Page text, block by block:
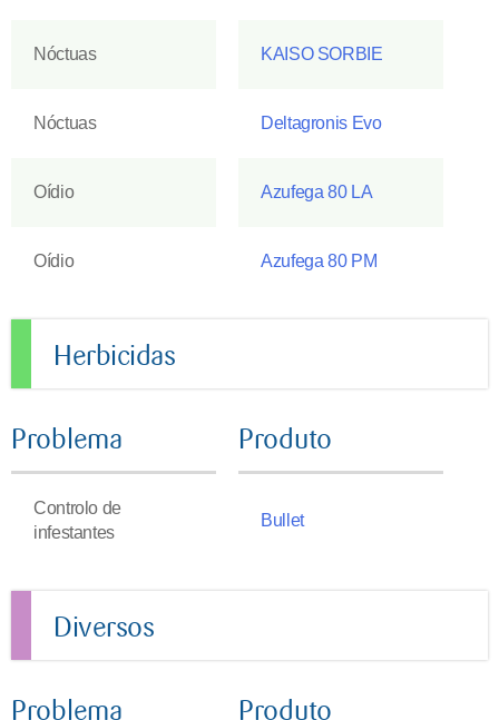
Nóctuas KAISO SORBIE
Nóctuas Deltagronis Evo
Oídio Azufega 80 LA
Oídio Azufega 80 PM
Herbicidas
Problema Produto
Controlo de
infestantes
Bullet
Diversos
Problema Produto